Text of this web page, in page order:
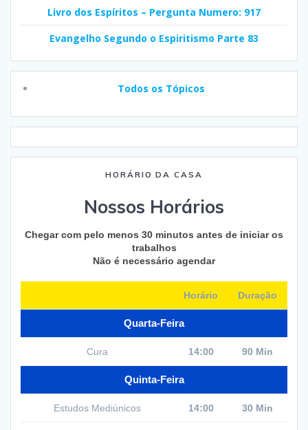
Livro dos Espíritos – Pergunta Numero: 917
Evangelho Segundo o Espiritismo Parte 83
Todos os Tópicos
HORÁRIO DA CASA
Nossos Horários
Chegar com pelo menos 30 minutos antes de iniciar os
trabalhos
Não é necessário agendar
Horário Duração
Quarta-Feira
Cura 14:00 90 Min
Quinta-Feira
Estudos Mediúnicos 14:00 30 Min